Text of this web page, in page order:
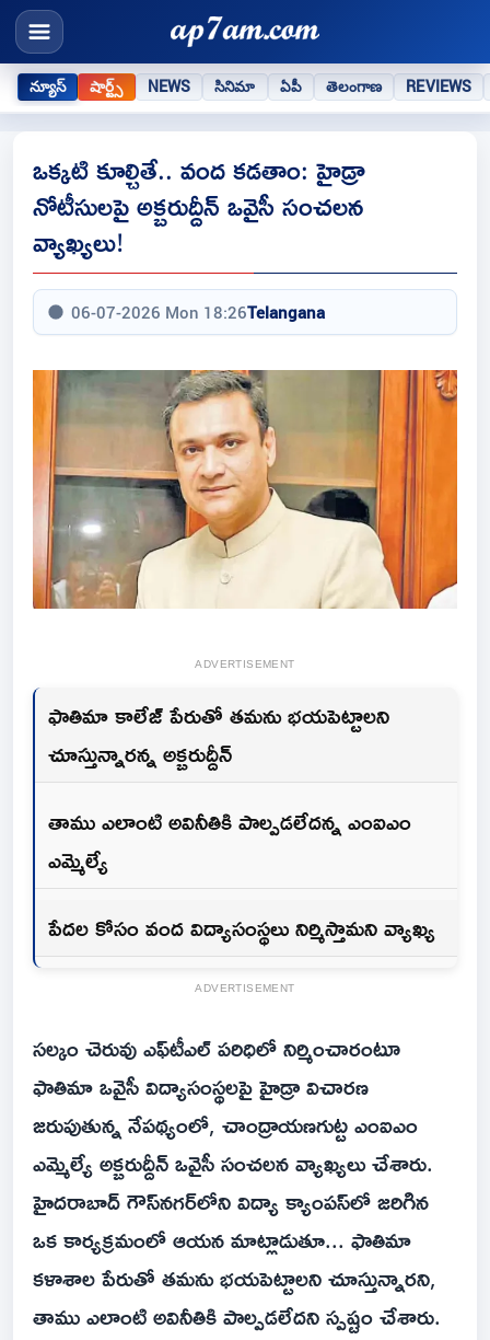
న్యూస్ షార్ట్స్ NEWS సినిమా ఏపీ తెలంగాణ REVIEWS
ఒక్కటి కూల్చితే.. వంద కడతాం: హైడ్రా
నోటీసులపై అక్బరుద్దీన్ ఒవైసీ సంచలన
వ్యాఖ్యలు!
06-07-2026 Mon 18:26Telangana
ADVERTISEMENT
ఫాతిమా కాలేజ్ పేరుతో తమను భయపెట్టాలని
చూస్తున్నారన్న అక్బరుద్దీన్
తాము ఎలాంటి అవినీతికి పాల్పడలేదన్న ఎంఐఎం
ఎమ్మెల్యే
పేదల కోసం వంద విద్యాసంస్థలు నిర్మిస్తామని వ్యాఖ్య
ADVERTISEMENT
సల్కం చెరువు ఎఫ్‌టీఎల్ పరిధిలో నిర్మించారంటూ
ఫాతిమా ఒవైసీ విద్యాసంస్థలపై హైడ్రా విచారణ
జరుపుతున్న నేపథ్యంలో, చాంద్రాయణగుట్ట ఎంఐఎం
ఎమ్మెల్యే అక్బరుద్దీన్ ఒవైసీ సంచలన వ్యాఖ్యలు చేశారు.
హైదరాబాద్ గౌస్‌నగర్‌లోని విద్యా క్యాంపస్‌లో జరిగిన
ఒక కార్యక్రమంలో ఆయన మాట్లాడుతూ... ఫాతిమా
కళాశాల పేరుతో తమను భయపెట్టాలని చూస్తున్నారని,
తాము ఎలాంటి అవినీతికి పాల్పడలేదని స్పష్టం చేశారు.